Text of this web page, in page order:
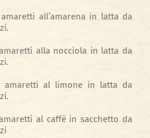
all’amarena in latta da
alla nocciola in latta da
amaretti al limone in latta da
al caffè in sacchetto da